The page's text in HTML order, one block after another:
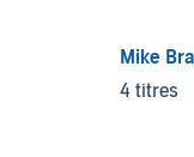
Mike
4 titres